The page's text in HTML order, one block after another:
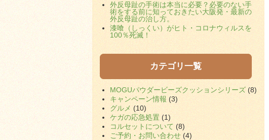
外反母趾の手術は本当に必要？必要のない手
術をする前に知っておきたい大阪発・最新の
外反母趾の治し方。
漆喰（しっくい）がヒト・コロナウィルスを
100％死滅！
カテゴリ一覧
MOGUパウダービーズクッションシリーズ (8)
キャンペーン情報 (3)
グルメ (10)
ケガの応急処置 (1)
コルセットについて (8)
ご予約・お問い合わせ (4)